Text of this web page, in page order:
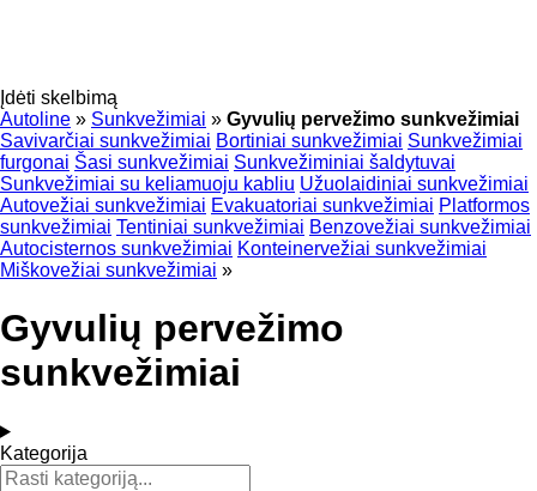
Įdėti skelbimą
Autoline » Sunkvežimiai » Gyvulių pervežimo sunkvežimiai
Savivarčiai sunkvežimiai Bortiniai sunkvežimiai Sunkvežimiai
furgonai Šasi sunkvežimiai Sunkvežiminiai šaldytuvai
Sunkvežimiai su keliamuoju kabliu Užuolaidiniai sunkvežimiai
Autovežiai sunkvežimiai Evakuatoriai sunkvežimiai Platformos
sunkvežimiai Tentiniai sunkvežimiai Benzovežiai sunkvežimiai
Autocisternos sunkvežimiai Konteinervežiai sunkvežimiai
Miškovežiai sunkvežimiai »
Gyvulių pervežimo
sunkvežimiai
Kategorija